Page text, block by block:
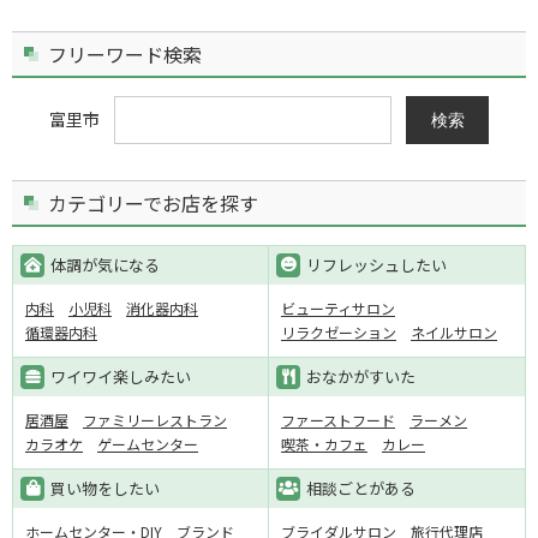
フリーワード検索
富里市 検索
カテゴリーでお店を探す
体調が気になる
内科 小児科
消化器内科
循環器内科
リフレッシュしたい
ビューティサロン
リラクゼーション
ネイルサロン
ワイワイ楽しみたい
居酒屋
ファミリーレストラン
カラオケ
ゲームセンター
おなかがすいた
ファーストフード
ラーメン
喫茶・カフェ
カレー
買い物をしたい
ホームセンター・DIY
ブランド
相談ごとがある
ブライダルサロン
旅行代理店